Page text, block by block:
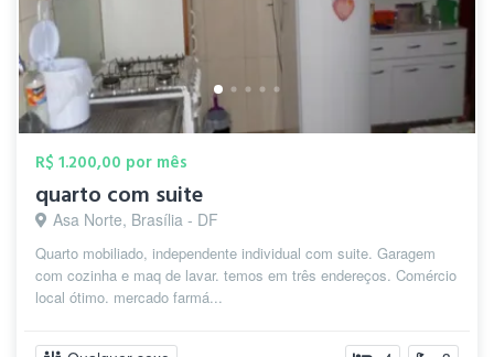
R$ 1.200,00 por mês
quarto com suite
Asa Norte, Brasília - DF
Quarto mobiliado, independente individual com suite. Garagem
com cozinha e maq de lavar. temos em três endereços. Comércio
local ótimo. mercado farmá...